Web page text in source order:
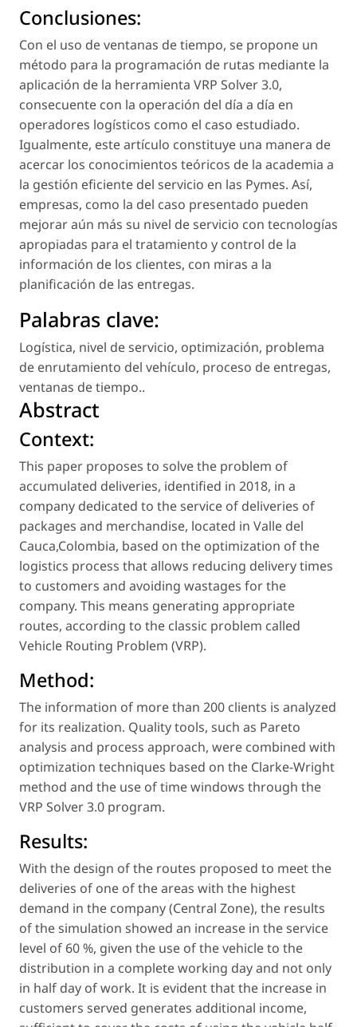
Conclusiones:
Con el uso de ventanas de tiempo, se propone un
método para la programación de rutas mediante la
aplicación de la herramienta VRP Solver 3.0,
consecuente con la operación del día a día en
operadores logísticos como el caso estudiado.
Igualmente, este artículo constituye una manera de
acercar los conocimientos teóricos de la academia a
la gestión eficiente del servicio en las Pymes. Así,
empresas, como la del caso presentado pueden
mejorar aún más su nivel de servicio con tecnologías
apropiadas para el tratamiento y control de la
información de los clientes, con miras a la
planificación de las entregas.
Palabras clave:
Logística, nivel de servicio, optimización, problema
de enrutamiento del vehículo, proceso de entregas,
ventanas de tiempo..
Abstract
Context:
This paper proposes to solve the problem of
accumulated deliveries, identified in 2018, in a
company dedicated to the service of deliveries of
packages and merchandise, located in Valle del
Cauca,Colombia, based on the optimization of the
logistics process that allows reducing delivery times
to customers and avoiding wastages for the
company. This means generating appropriate
routes, according to the classic problem called
Vehicle Routing Problem (VRP).
Method:
The information of more than 200 clients is analyzed
for its realization. Quality tools, such as Pareto
analysis and process approach, were combined with
optimization techniques based on the Clarke-Wright
method and the use of time windows through the
VRP Solver 3.0 program.
Results:
With the design of the routes proposed to meet the
deliveries of one of the areas with the highest
demand in the company (Central Zone), the results
of the simulation showed an increase in the service
level of 60 %, given the use of the vehicle to the
distribution in a complete working day and not only
in half day of work. It is evident that the increase in
customers served generates additional income,